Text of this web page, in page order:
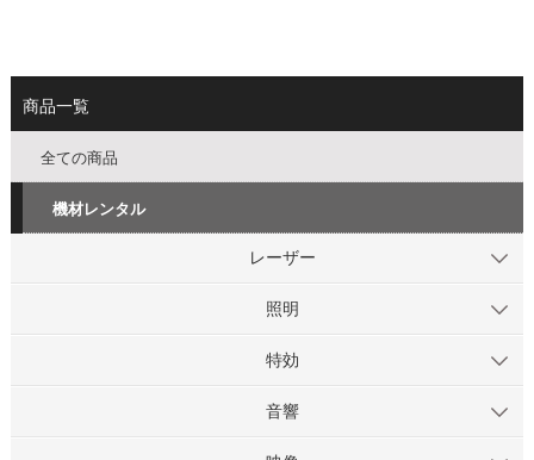
商品一覧
全ての商品
機材レンタル
レーザー
照明
特効
音響